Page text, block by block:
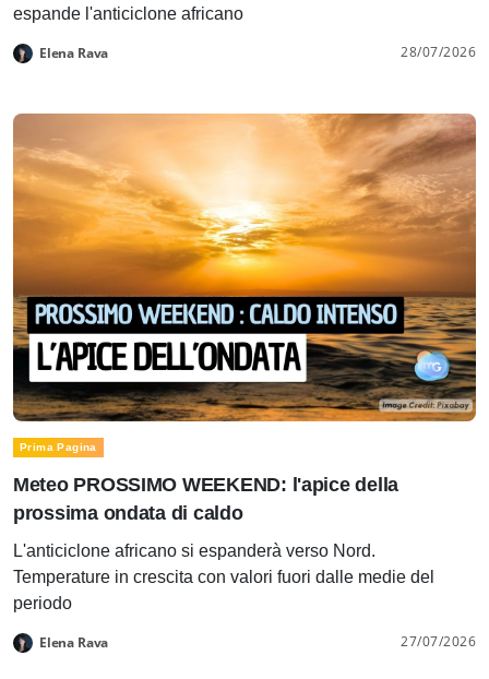
espande l'anticiclone africano
Elena Rava 28/07/2026
Prima Pagina
Meteo PROSSIMO WEEKEND: l'apice della
prossima ondata di caldo
L'anticiclone africano si espanderà verso Nord.
Temperature in crescita con valori fuori dalle medie del
periodo
Elena Rava 27/07/2026